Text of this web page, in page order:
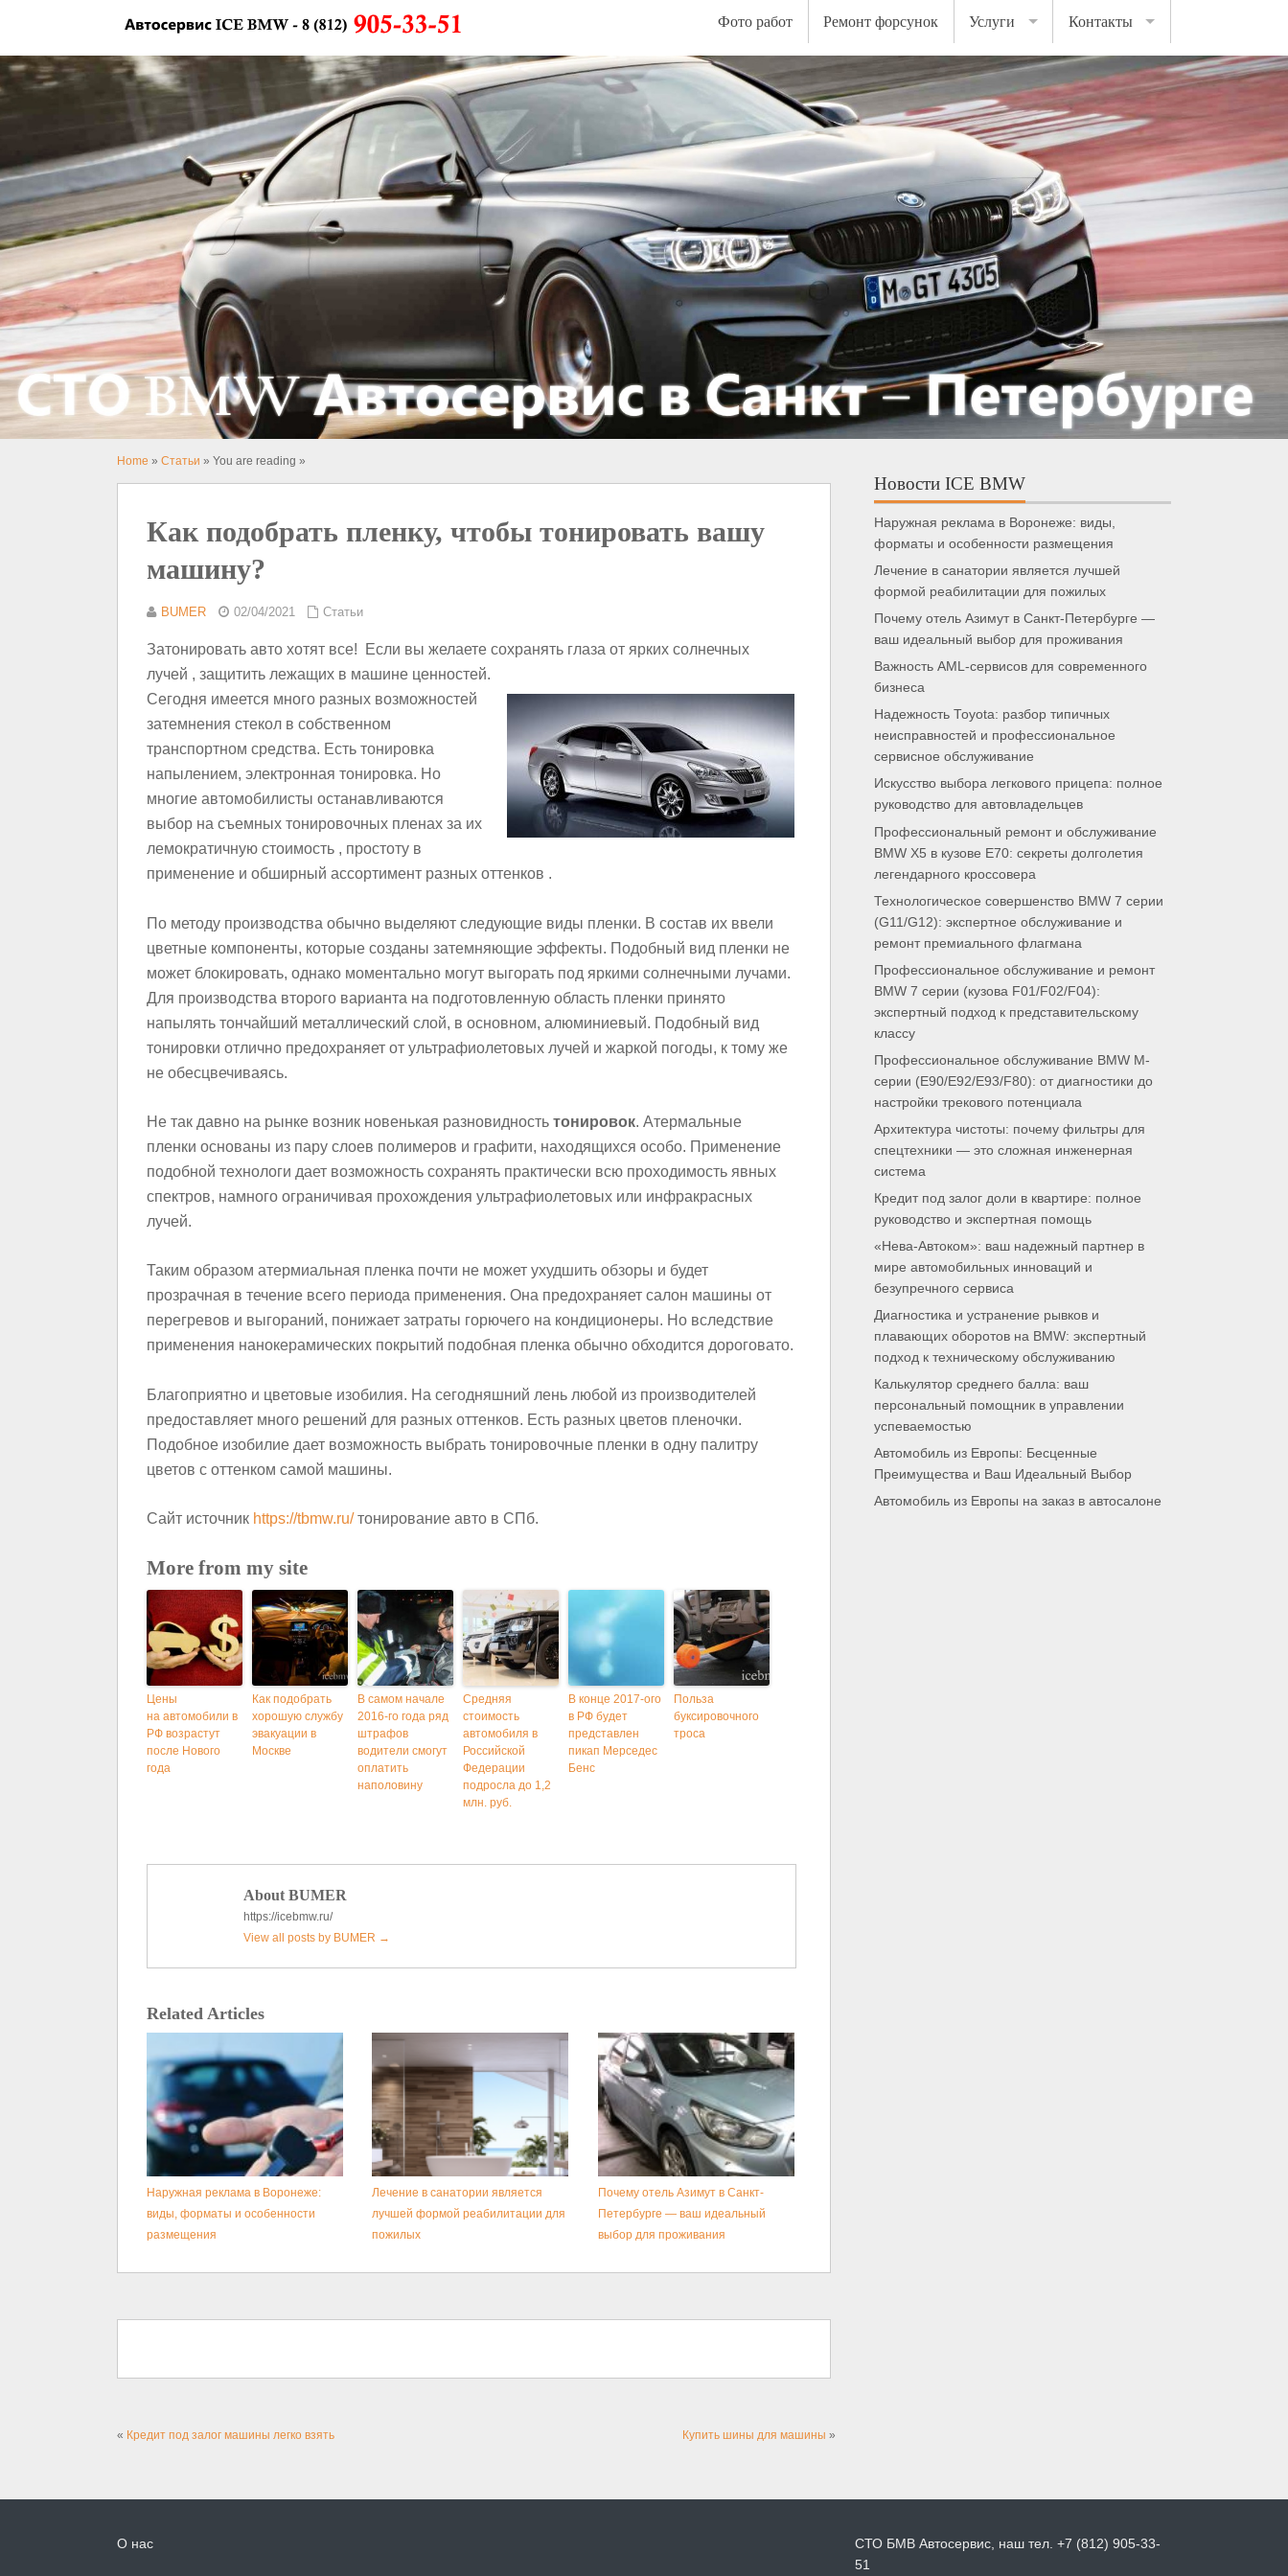
Фото работ Ремонт форсунок Услуги Контакты
Home » Статьи » You are reading »
Как подобрать пленку, чтобы тонировать вашу
машину?​
BUMER 02/04/2021 Статьи
Затонировать авто хотят все! Если вы желаете сохранять глаза от ярких солнечных
лучей , защитить лежащих в машине ценностей.
Сегодня имеется много разных возможностей
затемнения стекол в собственном
транспортном средства. Есть тонировка
напылением, электронная тонировка. Но
многие автомобилисты останавливаются
выбор на съемных тонировочных пленах за их
лемократичную стоимость , простоту в
применение и обширный ассортимент разных оттенков .
По методу производства обычно выделяют следующие виды пленки. В состав их ввели
цветные компоненты, которые созданы затемняющие эффекты. Подобный вид пленки не
может блокировать, однако моментально могут выгорать под яркими солнечными лучами.
Для производства второго варианта на подготовленную область пленки принято
напылять тончайший металлический слой, в основном, алюминиевый. Подобный вид
тонировки отлично предохраняет от ультрафиолетовых лучей и жаркой погоды, к тому же
не обесцвечиваясь.
Не так давно на рынке возник новенькая разновидность тонировок. Атермальные
пленки основаны из пару слоев полимеров и графити, находящихся особо. Применение
подобной технологи дает возможность сохранять практически всю проходимость явных
спектров, намного ограничивая прохождения ультрафиолетовых или инфракрасных
лучей.
Таким образом атермиальная пленка почти не может ухудшить обзоры и будет
прозрачная в течение всего периода применения. Она предохраняет салон машины от
перегревов и выгораний, понижает затраты горючего на кондиционеры. Но вследствие
применения нанокерамических покрытий подобная пленка обычно обходится дороговато.
Благоприятно и цветовые изобилия. На сегодняшний лень любой из производителей
предоставляет много решений для разных оттенков. Есть разных цветов пленочки.
Подобное изобилие дает возможность выбрать тонировочные пленки в одну палитру
цветов с оттенком самой машины.
Сайт источник https://tbmw.ru/тонирование авто в СПб.
More from my site
Цены
на автомобили в
РФ возрастут
после Нового
года
Как подобрать
хорошую службу
эвакуации в
Москве
В самом начале
2016-го года ряд
штрафов
водители смогут
оплатить
наполовину
Средняя
стоимость
автомобиля в
Российской
Федерации
подросла до 1,2
млн. руб.
В конце 2017-ого
в РФ будет
представлен
пикап Мерседес
Бенс
Польза
буксировочного
троса
About BUMER
https://icebmw.ru/
View all posts by BUMER →
Related Articles
Наружная реклама в Воронеже:
виды, форматы и особенности
размещения
Лечение в санатории является
лучшей формой реабилитации для
пожилых
Почему отель Азимут в Санкт-
Петербурге — ваш идеальный
выбор для проживания
« Кредит под залог машины легко взять Купить шины для машины »
Новости ICE BMW
Наружная реклама в Воронеже: виды,
форматы и особенности размещения
Лечение в санатории является лучшей
формой реабилитации для пожилых
Почему отель Азимут в Санкт-Петербурге —
ваш идеальный выбор для проживания
Важность AML-сервисов для современного
бизнеса
Надежность Toyota: разбор типичных
неисправностей и профессиональное
сервисное обслуживание
Искусство выбора легкового прицепа: полное
руководство для автовладельцев
Профессиональный ремонт и обслуживание
BMW X5 в кузове E70: секреты долголетия
легендарного кроссовера
Технологическое совершенство BMW 7 серии
(G11/G12): экспертное обслуживание и
ремонт премиального флагмана
Профессиональное обслуживание и ремонт
BMW 7 серии (кузова F01/F02/F04):
экспертный подход к представительскому
классу
Профессиональное обслуживание BMW M-
серии (E90/E92/E93/F80): от диагностики до
настройки трекового потенциала
Архитектура чистоты: почему фильтры для
спецтехники — это сложная инженерная
система
Кредит под залог доли в квартире: полное
руководство и экспертная помощь
«Нева-Автоком»: ваш надежный партнер в
мире автомобильных инноваций и
безупречного сервиса
Диагностика и устранение рывков и
плавающих оборотов на BMW: экспертный
подход к техническому обслуживанию
Калькулятор среднего балла: ваш
персональный помощник в управлении
успеваемостью
Автомобиль из Европы: Бесценные
Преимущества и Ваш Идеальный Выбор
Автомобиль из Европы на заказ в автосалоне
О нас
СТО БМВ Автосервис, наш тел. +7 (812) 905-33-
51